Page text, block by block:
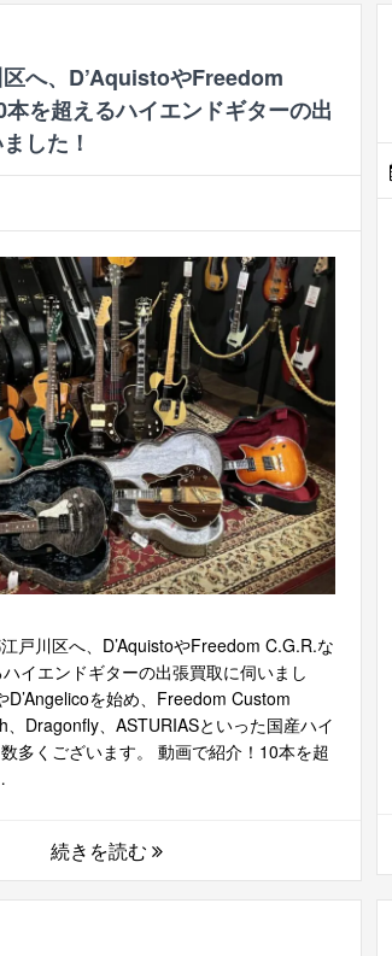
へ、D’AquistoやFreedom
を超えるハイエンドギターの出
した！
戸川区へ、D’AquistoやFreedom C.G.R.な
イエンドギターの出張買取に伺いまし
D’Angelicoを始め、Freedom Custom
Dragonfly、ASTURIASといった国産ハイ
多くございます。 動画で紹介！10本を超
続きを読む